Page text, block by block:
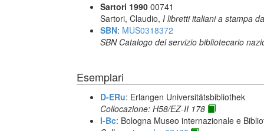
Sartori 1990 00741
Sartori, Claudio, I libretti italiani a stampa
SBN: MUS0318372
SBN Catalogo del servizio bibliotecario
Esemplari
D-ERu: Erlangen Universitätsbibliothek
Collocazione: H58/EZ-II 178
I-Bc: Bologna Museo internazionale e